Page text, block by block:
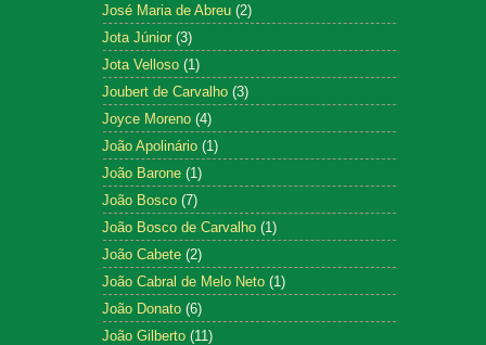
José Maria de Abreu (2)
Jota Júnior (3)
Jota Velloso (1)
Joubert de Carvalho (3)
Joyce Moreno (4)
João Apolinário (1)
João Barone (1)
João Bosco (7)
João Bosco de Carvalho (1)
João Cabete (2)
João Cabral de Melo Neto (1)
João Donato (6)
João Gilberto (11)